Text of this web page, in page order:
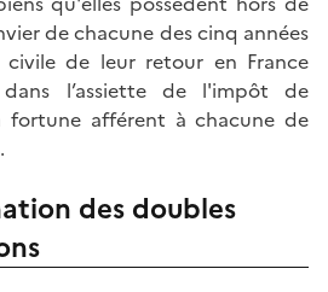
de chacune des cinq années
civile de leur retour en France
l’assiette de l'impôt de
fortune afférent à chacune de
des doubles